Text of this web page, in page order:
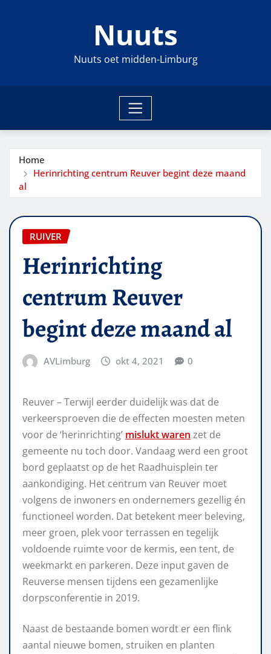
Nuuts
Nuuts oet midden-Limburg
Home
Herinrichting centrum Reuver begint deze maand
al
RUIVER
Herinrichting
centrum Reuver
begint deze maand al
AVLimburg okt 4, 2021 0
Reuver – Terwijl eerder duidelijk was dat de
verkeersproeven die de effecten moesten meten
voor de ‘herinrichting’ mislukt waren zet de
gemeente nu toch door. Vandaag werd een groot
bord geplaatst op de het Raadhuisplein ter
aankondiging. Het centrum van Reuver moet
volgens de inwoners en ondernemers gezellig én
functioneel worden. Dat betekent meer beleving,
meer groen, plek voor terrassen en tegelijk
voldoende ruimte voor de kermis, een tent, de
weekmarkt en parkeren. Deze input gaven de
Reuverse mensen tijdens een gezamenlijke
dorpsconferentie in 2019.
Naast de bestaande bomen wordt er een flink
aantal nieuwe bomen, struiken en planten